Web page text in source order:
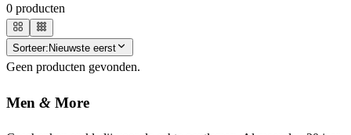
0 producten
Sorteer: Nieuwste eerst
Geen producten gevonden.
Men & More